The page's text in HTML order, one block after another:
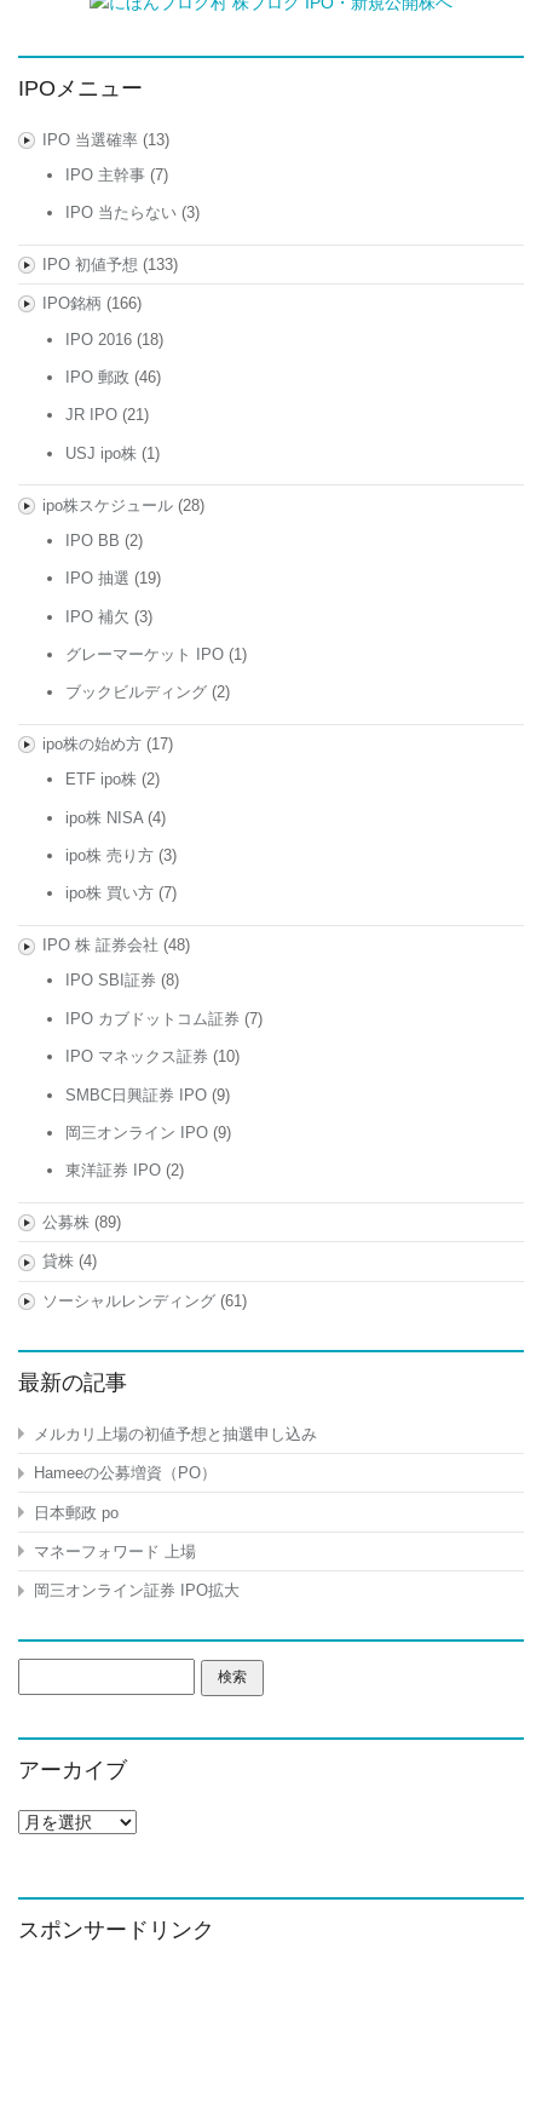
IPOメニュー
IPO 当選確率(13)
IPO 主幹事 (7)
IPO 当たらない (3)
IPO 初値予想 (133)
IPO銘柄 (166)
IPO 2016 (18)
IPO 郵政 (46)
JR IPO (21)
USJ ipo株 (1)
ipo株スケジュール(28)
IPO BB (2)
IPO 抽選 (19)
IPO 補欠 (3)
グレーマーケット IPO (1)
ブックビルディング (2)
ipo株の始め方(17)
ETF ipo株 (2)
ipo株 NISA (4)
ipo株 売り方 (3)
ipo株 買い方 (7)
IPO 株 証券会社 (48)
IPO SBI証券 (8)
IPO カブドットコム証券 (7)
IPO マネックス証券 (10)
SMBC日興証券 IPO (9)
岡三オンライン IPO (9)
東洋証券 IPO (2)
公募株(89)
貸株(4)
ソーシャルレンディング(61)
最新の記事
メルカリ上場の初値予想と抽選申し込み
Hameeの公募増資（PO）
日本郵政 po
マネーフォワード 上場
岡三オンライン証券 IPO拡大
索:
アーカイブ
ア
イ
ブ
スポンサードリンク